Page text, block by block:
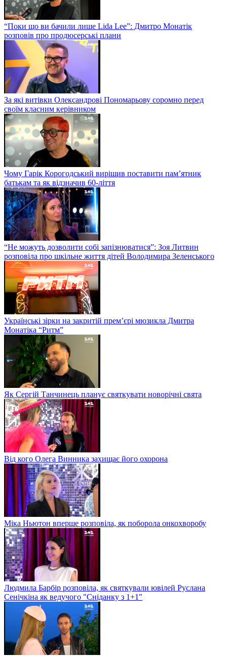
“Поки що ви бачили лише Lida Lee”: Дмитро Монатік
розповів про продюсерські плани
За які витівки Олександрові Пономарьову соромно перед
своїм класним керівником
Чому Гарік Корогодський вирішив поставити пам’ятник
батькам та як відзначив 60-ліття
“Не можуть дозволити собі запізнюватися”: Зоя Литвин
розповіла про шкільне життя дітей Володимира Зеленського
Українські зірки на закритій прем’єрі мюзикла Дмитра
Монатіка “Ритм”
Як Сергій Танчинець планує святкувати новорічні свята
Від кого Олега Винника захищає його охорона
Міка Ньютон вперше розповіла, як поборола онкохворобу
Людмила Барбір розповіла, як святкували ювілей Руслана
Сенічкіна як ведучого "Сніданку з 1+1"